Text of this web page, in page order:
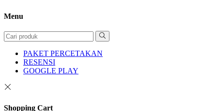
Menu
PAKET PERCETAKAN
RESENSI
GOOGLE PLAY
Shopping Cart